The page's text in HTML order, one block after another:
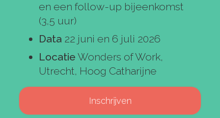
en een follow-up bijeenkomst
(3,5 uur)
data 22 juni en 6 juli 2026
locatie Wonders of Work,
Utrecht, Hoog Catharijne
Inschrijven